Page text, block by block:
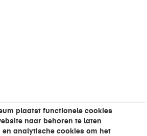
plaatst functionele cookies
naar behoren te laten
analytische cookies om het